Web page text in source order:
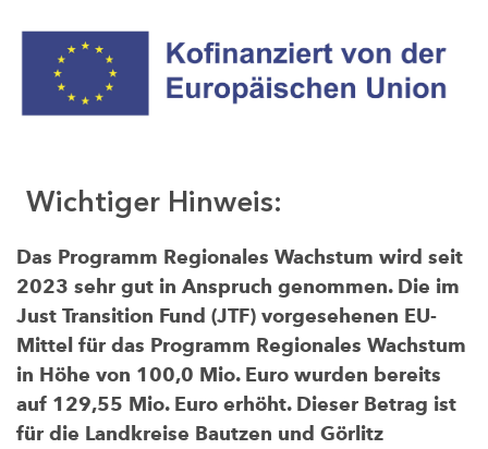
Wichtiger Hinweis:
Das Programm Regionales Wachstum wird seit
2023 sehr gut in Anspruch genommen. Die im
Just Transition Fund (JTF) vorgesehenen EU-
Mittel für das Programm Regionales Wachstum
in Höhe von 100,0 Mio. Euro wurden bereits
auf 129,55 Mio. Euro erhöht. Dieser Betrag ist
für die Landkreise Bautzen und Görlitz